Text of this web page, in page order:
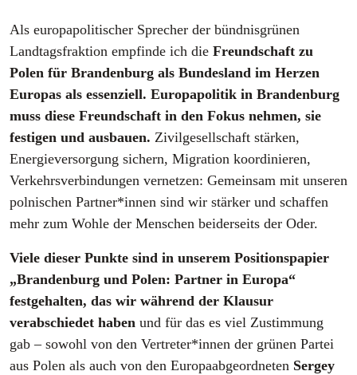
Als europapolitischer Sprecher der bündnisgrünen
Landtagsfraktion empfinde ich die Freundschaft zu
Polen für Brandenburg als Bundesland im Herzen
Europas als essenziell. Europapolitik in Brandenburg
muss diese Freundschaft in den Fokus nehmen, sie
festigen und ausbauen. Zivilgesellschaft stärken,
Energieversorgung sichern, Migration koordinieren,
Verkehrsverbindungen vernetzen: Gemeinsam mit unseren
polnischen Partner*innen sind wir stärker und schaffen
mehr zum Wohle der Menschen beiderseits der Oder.
Viele dieser Punkte sind in unserem Positionspapier
„Brandenburg und Polen: Partner in Europa“
festgehalten, das wir während der Klausur
verabschiedet haben und für das es viel Zustimmung
gab – sowohl von den Vertreter*innen der grünen Partei
aus Polen als auch von den Europaabgeordneten Sergey